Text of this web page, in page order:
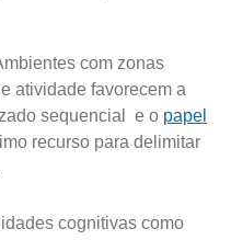
com zonas
atividade favorecem a
sequencial e o papel
recurso para delimitar
cognitivas como